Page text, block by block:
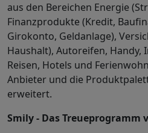
aus den Bereichen Energie
Finanzprodukte (Kredit,
Girokonto, Geldanlage),
Haushalt), Autoreifen, Handy,
Reisen, Hotels und
Anbieter und die
erweitert.
Smily - Das Treueprogramm